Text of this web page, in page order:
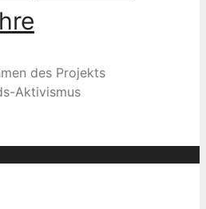
des Projekts
Aktivismus